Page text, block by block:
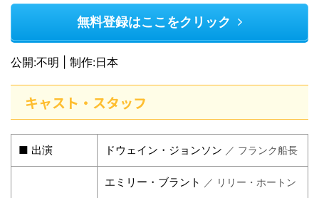
無料登録はここをクリック
公開:不明 | 制作:日本
キャスト・スタッフ
■ 出演 ドウェイン・ジョンソン ／ フランク船長
エミリー・ブラント ／ リリー・ホートン